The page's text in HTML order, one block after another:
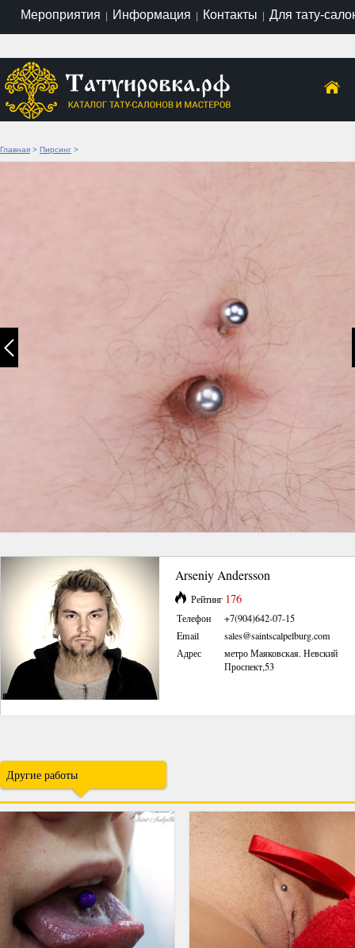
Мероприятия | Информация | Контакты | Для тату-
Главная > Пирсинг >
Arseniy Andersson
Рейтинг 176
Телефон
+7(904)642-07-15
Email
sales@saintscalpelburg.com
Адрес
метро Маяковская. Невский
Проспект,53
Другие работы